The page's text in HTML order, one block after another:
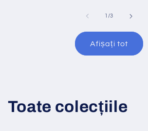
1 /din
3
Afișați tot
Toate colecțiile